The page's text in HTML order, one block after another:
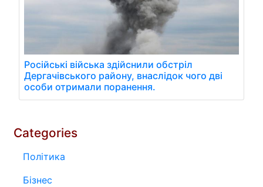
Російські війська здійснили обстріл
Дергачівського району, внаслідок чого дві
особи отримали поранення.
Categories
Політика
Бізнес